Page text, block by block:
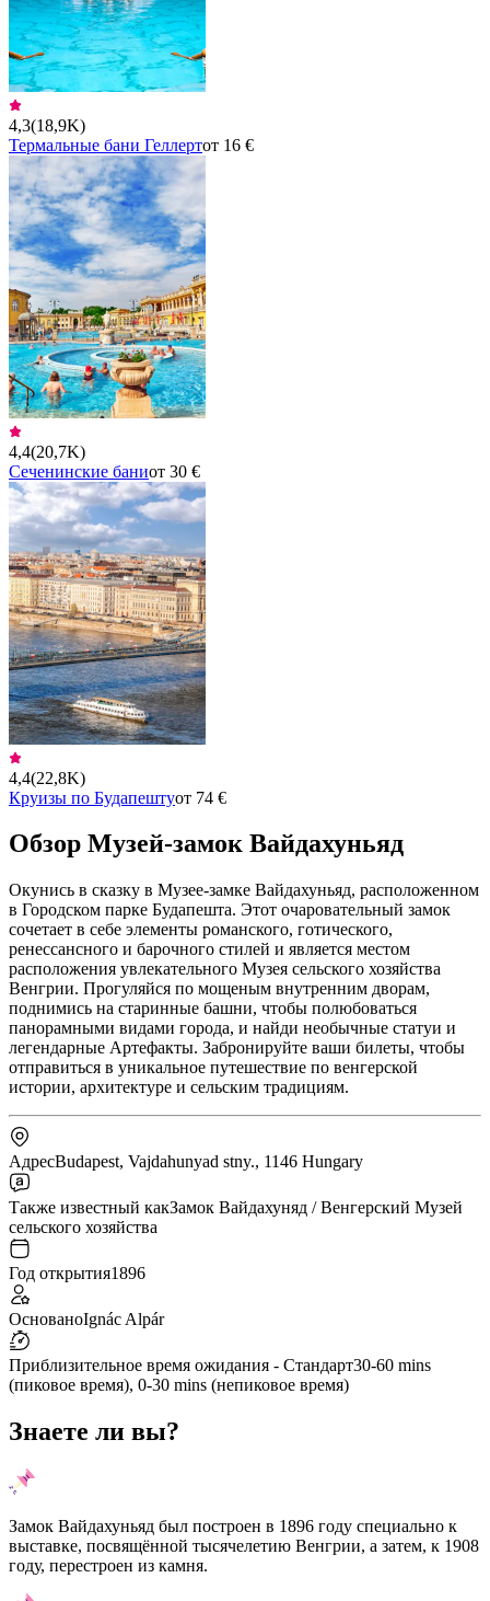
4,3(18,9K)
Термальные бани Геллертот 16 €
4,4(20,7K)
Сеченинские баниот 30 €
4,4(22,8K)
Круизы по Будапештуот 74 €
Обзор Музей-замок Вайдахуньяд
Окунись в сказку в Музее-замке Вайдахуньяд, расположенном
в Городском парке Будапешта. Этот очаровательный замок
сочетает в себе элементы романского, готического,
ренессансного и барочного стилей и является местом
расположения увлекательного Музея сельского хозяйства
Венгрии. Прогуляйся по мощеным внутренним дворам,
поднимись на старинные башни, чтобы полюбоваться
панорамными видами города, и найди необычные статуи и
легендарные Артефакты. Забронируйте ваши билеты, чтобы
отправиться в уникальное путешествие по венгерской
истории, архитектуре и сельским традициям.
АдресBudapest, Vajdahunyad stny., 1146 Hungary
Также известный какЗамок Вайдахуняд / Венгерский Музей
сельского хозяйства
Год открытия1896
ОснованоIgnác Alpár
Приблизительное время ожидания - Стандарт30-60 mins
(пиковое время), 0-30 mins (непиковое время)
Знаете ли вы?
Замок Вайдахуньяд был построен в 1896 году специально к
выставке, посвящённой тысячелетию Венгрии, а затем, к 1908
году, перестроен из камня.